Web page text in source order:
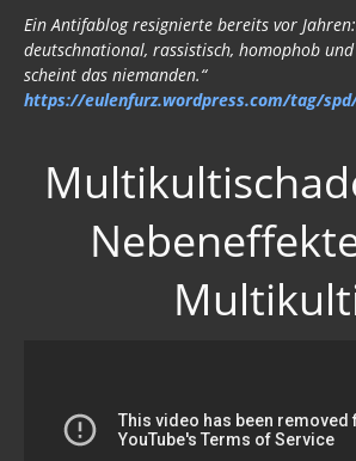
Ein Antifablog resignierte bereits vor
deutschnational, rassistisch, homophob
scheint das niemanden.“
https://eulenfurz.wordpress.com/tag/